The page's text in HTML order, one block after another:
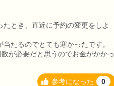
とき、直近に予約の変更をしよ
たるのでとても寒かったです。
が必要だと思うのでお金がかかっ
参考になった 0